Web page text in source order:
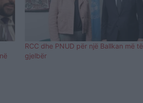
RCC dhe PNUD për një Ballkan më të
gjelbër